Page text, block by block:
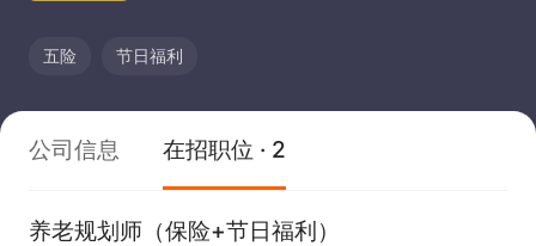
五险 节日福利
公司信息 在招职位 · 2
养老规划师（保险+节日福利）